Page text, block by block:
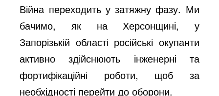
Війна переходить у затяжну фазу. Ми
бачимо, як на Херсонщині, у
Запорізькій області російські окупанти
активно здійснюють інженерні та
фортифікаційні роботи, щоб за
необхідності перейти до оборони.